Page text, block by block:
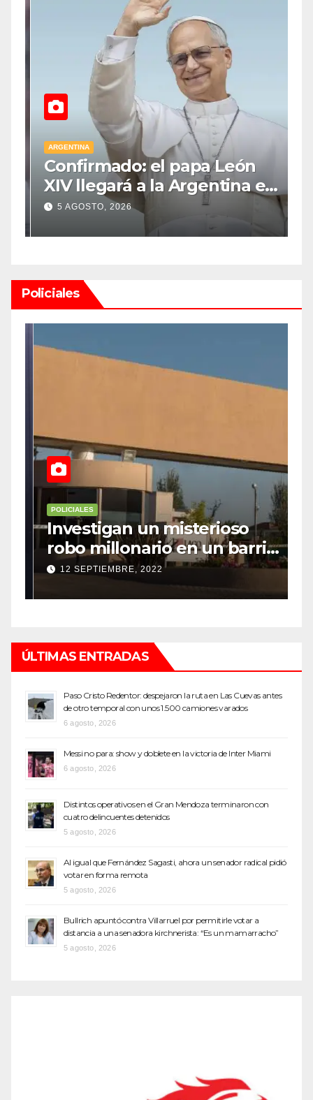
ARGENTINA
Confirmado: el papa León
XIV llegará a la Argentina el
8 de noviembre y realizará
una histórica gira federal
5 AGOSTO, 2026
Policiales
POLICIALES
Investigan un misterioso
robo millonario en un barrio
top de Maipú
12 SEPTIEMBRE, 2022
ÚLTIMAS ENTRADAS
Paso Cristo Redentor: despejaron la ruta en Las Cuevas antes
de otro temporal con unos 1.500 camiones varados
6 agosto, 2026
Messi no para: show y doblete en la victoria de Inter Miami
6 agosto, 2026
Distintos operativos en el Gran Mendoza terminaron con
cuatro delincuentes detenidos
5 agosto, 2026
Al igual que Fernández Sagasti, ahora un senador radical pidió
votar en forma remota
5 agosto, 2026
Bullrich apuntó contra Villarruel por permitirle votar a
distancia a una senadora kirchnerista: “Es un mamarracho”
5 agosto, 2026